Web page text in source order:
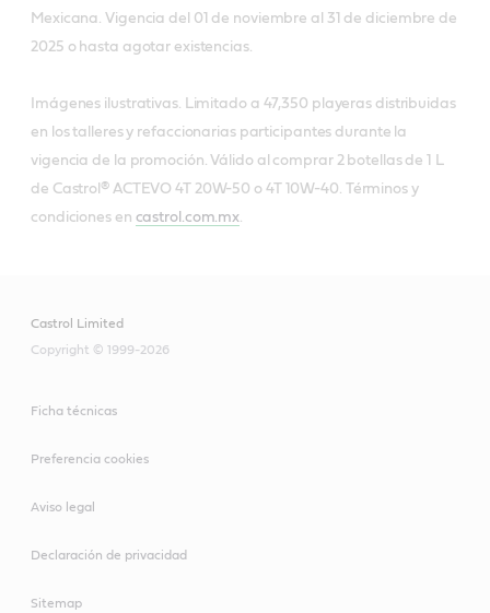
Mexicana. Vigencia del 01 de noviembre al 31 de diciembre de
2025 o hasta agotar existencias.
Imágenes ilustrativas. Limitado a 47,350 playeras distribuidas
en los talleres y refaccionarias participantes durante la
vigencia de la promoción. Válido al comprar 2 botellas de 1 L
de Castrol® ACTEVO 4T 20W-50 o 4T 10W-40. Términos y
condiciones en castrol.com.mx
Castrol Limited
Copyright © 1999-2026
Ficha técnicas
Preferencia cookies
Aviso legal
Declaración de privacidad
Sitemap